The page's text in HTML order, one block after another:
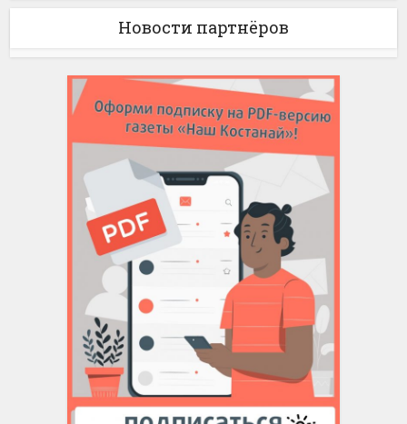
Новости партнёров